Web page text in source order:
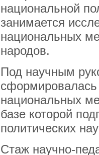
национальной
занимается
национальных
народов.
Под научным
сформировалась
национальных
базе которой
политических
Стаж научно-